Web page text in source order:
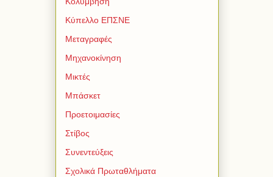
Κύπελλο ΕΠΣΝΕ
Μεταγραφές
Μηχανοκίνηση
Μικτές
Μπάσκετ
Προετοιμασίες
Στίβος
Συνεντεύξεις
Σχολικά Πρωταθλήματα